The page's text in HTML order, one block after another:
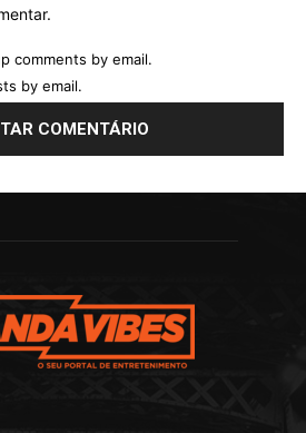
comments by email.
by email.